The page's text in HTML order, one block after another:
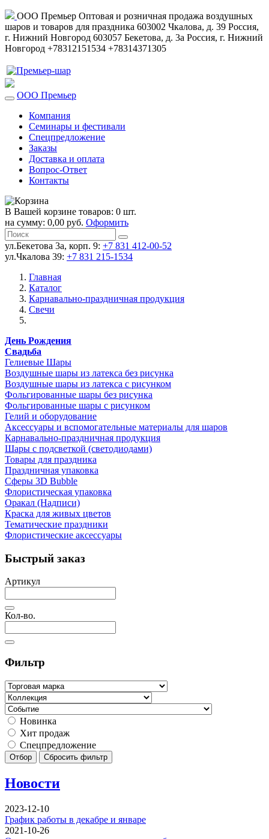
ООО Премьер Оптовая и розничная продажа воздушных
шаров и товаров для праздника 603002 Чкалова, д. 39 Россия,
г. Нижний Новгород 603057 Бекетова, д. 3а Россия, г. Нижний
Новгород +78312151534 +78314371305
ООО Премьер
Компания
Семинары и фестивали
Спецпредложение
Заказы
Доставка и оплата
Вопрос-Ответ
Контакты
В Вашей корзине товаров: 0 шт.
на сумму: 0,00 руб. Оформить
ул.Бекетова 3а, корп. 9: +7 831 412-00-52
ул.Чкалова 39: +7 831 215-1534
Главная
Каталог
Карнавально-праздничная продукция
Свечи
День Рождения
Свадьба
Гелиевые Шары
Воздушные шары из латекса без рисунка
Воздушные шары из латекса с рисунком
Фольгированные шары без рисунка
Фольгированные шары с рисунком
Гелий и оборудование
Аксессуары и вспомогательные материалы для шаров
Карнавально-праздничная продукция
Шары с подсветкой (светодиодами)
Товары для праздника
Праздничная упаковка
Сферы 3D Bubble
Флористическая упаковка
Оракал (Надписи)
Краска для живых цветов
Тематические праздники
Флористические аксессуары
Быстрый заказ
Артикул
Кол-во.
Фильтр
Новинка
Хит продаж
Спецпредложение
Отбор Сбросить фильтр
Новости
2023-12-10
График работы в декабре и январе
2021-10-26